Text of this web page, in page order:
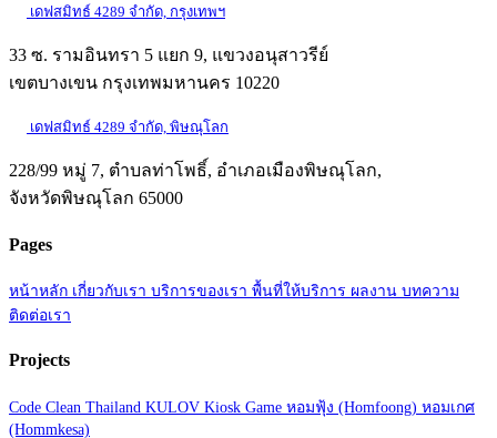
เดฟสมิทธ์ 4289 จำกัด, กรุงเทพฯ
33 ซ. รามอินทรา 5 แยก 9, แขวงอนุสาวรีย์
เขตบางเขน กรุงเทพมหานคร 10220
เดฟสมิทธ์ 4289 จำกัด, พิษณุโลก
228/99 หมู่ 7, ตำบลท่าโพธิ์, อำเภอเมืองพิษณุโลก,
จังหวัดพิษณุโลก 65000
Pages
หน้าหลัก เกี่ยวกับเรา บริการของเรา พื้นที่ให้บริการ ผลงาน บทความ
ติดต่อเรา
Projects
Code Clean Thailand KULOV Kiosk Game หอมฟุ้ง (Homfoong) หอมเกศ
(Hommkesa)